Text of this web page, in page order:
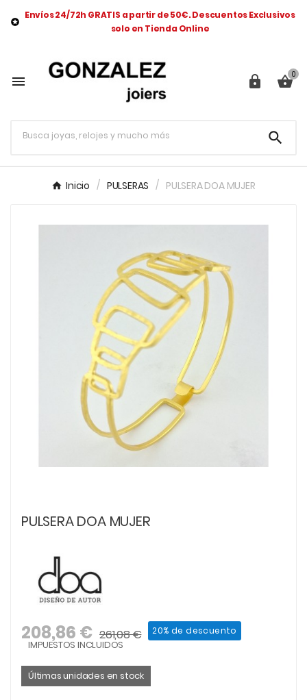

Envíos 24/72h GRATIS a partir de 50€. Descuentos Exclusivos
solo en Tienda Online
  0

Inicio PULSERAS PULSERA DOA MUJER
PULSERA DOA MUJER
208,86 € 261,08 € 20% de descuento
IMPUESTOS INCLUIDOS
Últimas unidades en stock